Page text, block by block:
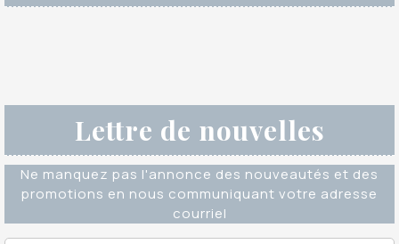
Lettre de nouvelles
Ne manquez pas l'annonce des nouveautés et des
promotions en nous communiquant votre adresse
courriel